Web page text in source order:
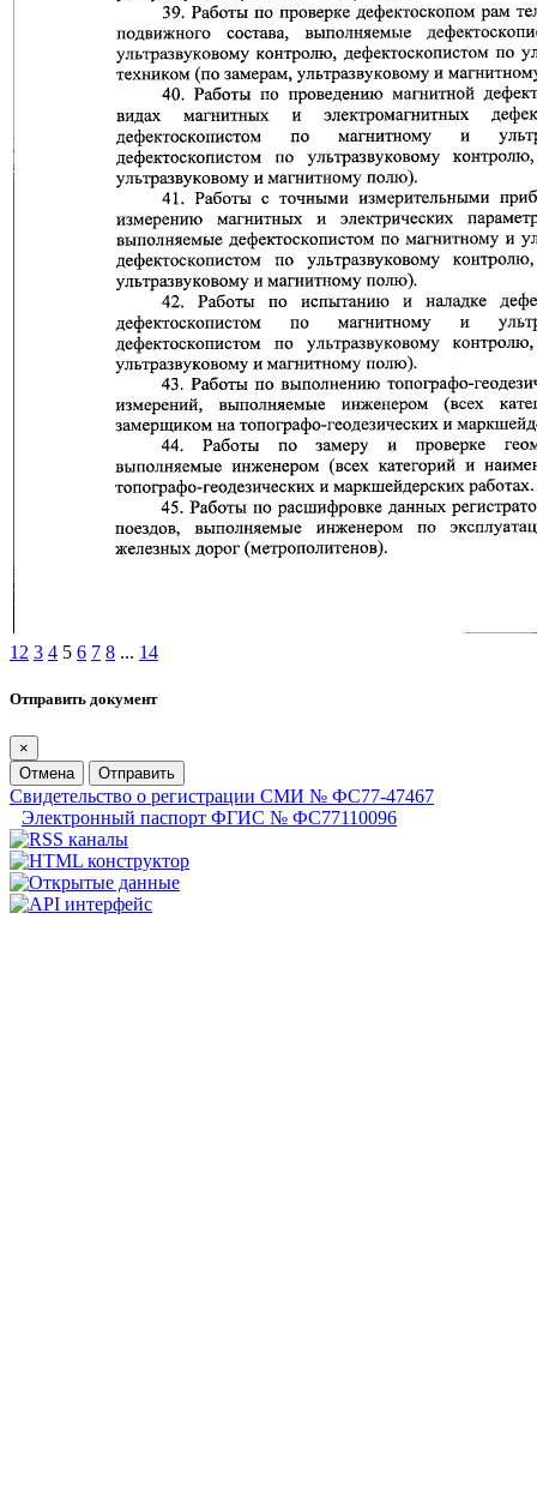
1 2 3 4 5 6 7 8 ... 14
Отправить документ
×
Отмена
Отправить
Свидетельство о регистрации СМИ № ФС77-47467
Электронный паспорт ФГИС № ФС77110096